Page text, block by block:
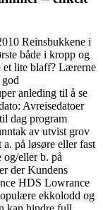
Reinsbukkene i
både i kropp og
et lite blaff? Lærerne
anleding til å se
Avreisedatoer
dag program
av utvist grov
på løsøre eller fast
og/eller b. på
der Kundens
HDS Lowrance
ekkolodd og